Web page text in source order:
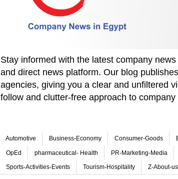
Stay informed with the latest company
and direct news platform. Our blog
agencies, giving you a clear and unfiltered
follow and clutter-free approach to company
Automotive Business-Economy Consumer-Goods
OpEd pharmaceutical- Health PR-Marketing-Media
Sports-Activities-Events Tourism-Hospitality Z-About-us